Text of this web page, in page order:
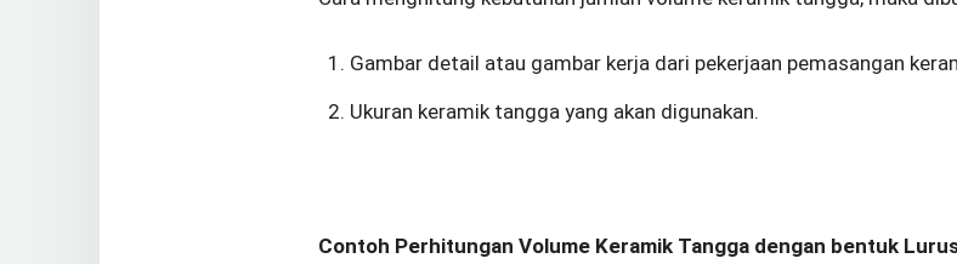
Gambar detail atau gambar kerja dari pekerjaan pemasangan
Ukuran keramik tangga yang akan digunakan.
Contoh Perhitungan Volume Keramik Tangga dengan bentuk